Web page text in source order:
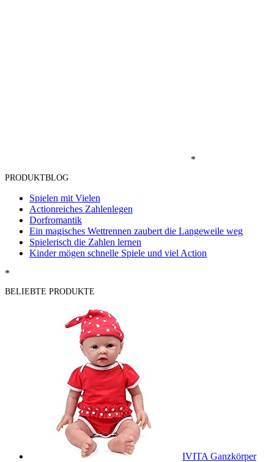
*
PRODUKTBLOG
Spielen mit Vielen
Actionreiches Zahlenlegen
Dorfromantik
Ein magisches Wettrennen zaubert die Langeweile weg
Spielerisch die Zahlen lernen
Kinder mögen schnelle Spiele und viel Action
*
BELIEBTE PRODUKTE
IVITA Ganzkörper